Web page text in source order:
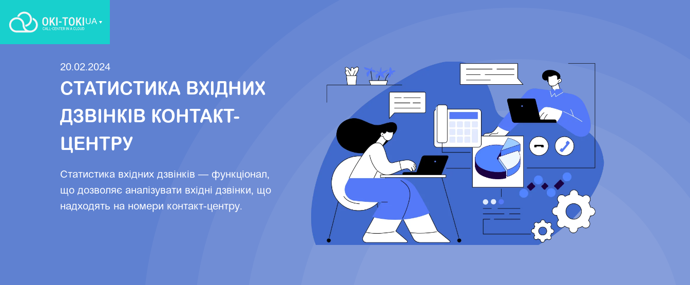
UA
20.02.2024
СТАТИСТИКА ВХІДНИХ
ДЗВІНКІВ КОНТАКТ-
ЦЕНТРУ
Статистика вхідних дзвінків — функціонал,
що дозволяє аналізувати вхідні дзвінки, що
надходять на номери контакт-центру.